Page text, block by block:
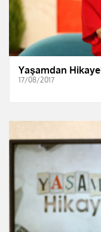
Yaşamdan
17/08/2017